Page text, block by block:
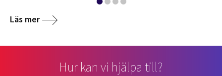
Läs mer
Hur kan vi hjälpa till?